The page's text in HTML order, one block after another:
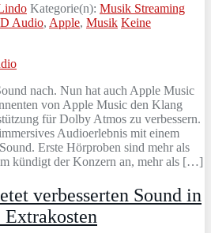
Kategorie(n): Musik Streaming
Audio, Apple, Musik Keine
nach. Nun hat auch Apple Music
von Apple Music den Klang
für Dolby Atmos zu verbessern.
Audioerlebnis mit einem
Erste Hörproben sind mehr als
kündigt der Konzern an, mehr als […]
verbesserten Sound in